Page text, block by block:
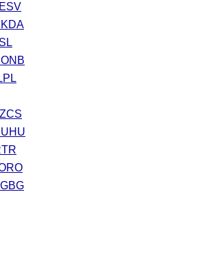
SV
DA
SL
NB
PL
CS
HU
TR
RO
BG